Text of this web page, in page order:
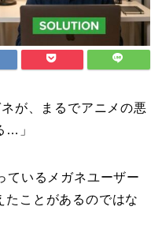
が、まるでアニメの悪
…」
ているメガネユーザー
たことがあるのではな